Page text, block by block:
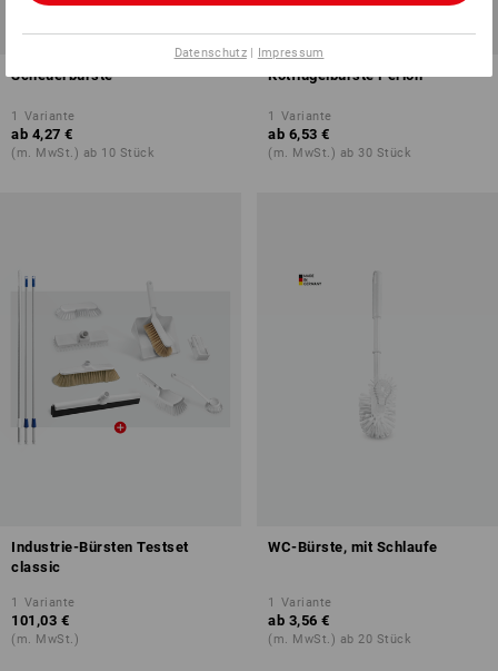
Scheuerbürste
1 Variante
ab 4,27 €
(m. MwSt.) ab 10 Stück
Kotflügelbürste Perlon
1 Variante
ab 6,53 €
(m. MwSt.) ab 30 Stück
Industrie-Bürsten Testset
classic
1 Variante
101,03 €
(m. MwSt.)
WC-Bürste, mit Schlaufe
1 Variante
ab 3,56 €
(m. MwSt.) ab 20 Stück
Datenschutz| Impressum